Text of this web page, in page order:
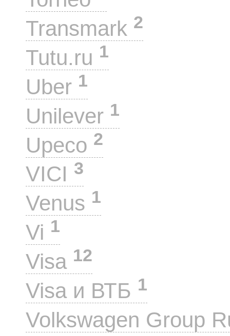
Transmark 2
Tutu.ru 1
Uber 1
Unilever 1
Upeco 2
VICI 3
Venus 1
Vi 1
Visa 12
Visa и ВТБ 1
Volkswagen Group